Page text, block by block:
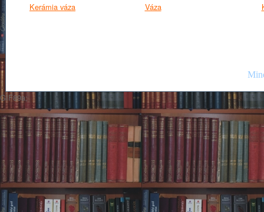
Kerámia váza Váza
GIF89a;